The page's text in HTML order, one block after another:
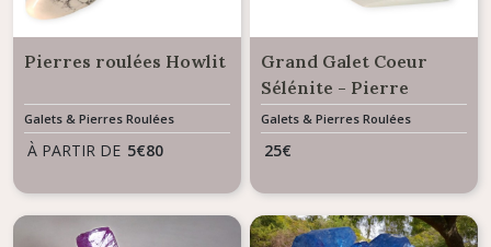
Pierres roulées Howlit
Galets & Pierres Roulées
À PARTIR DE 5€80
Grand Galet Coeur
Sélénite - Pierre
décorative à poser >
100 grs
Galets & Pierres Roulées
25€